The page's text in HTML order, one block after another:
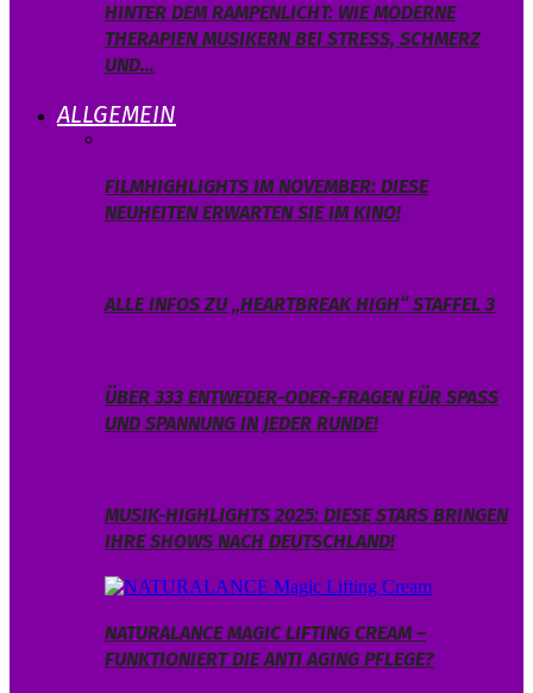
HINTER DEM RAMPENLICHT: WIE MODERNE
THERAPIEN MUSIKERN BEI STRESS, SCHMERZ
UND…
ALLGEMEIN
FILMHIGHLIGHTS IM NOVEMBER: DIESE
NEUHEITEN ERWARTEN SIE IM KINO!
ALLE INFOS ZU „HEARTBREAK HIGH“ STAFFEL 3
ÜBER 333 ENTWEDER-ODER-FRAGEN FÜR SPASS U
ND SPANNUNG IN JEDER RUNDE!
MUSIK-HIGHLIGHTS 2025: DIESE STARS BRINGEN
IHRE SHOWS NACH DEUTSCHLAND!
NATURALANCE MAGIC LIFTING CREAM –
FUNKTIONIERT DIE ANTI AGING PFLEGE?